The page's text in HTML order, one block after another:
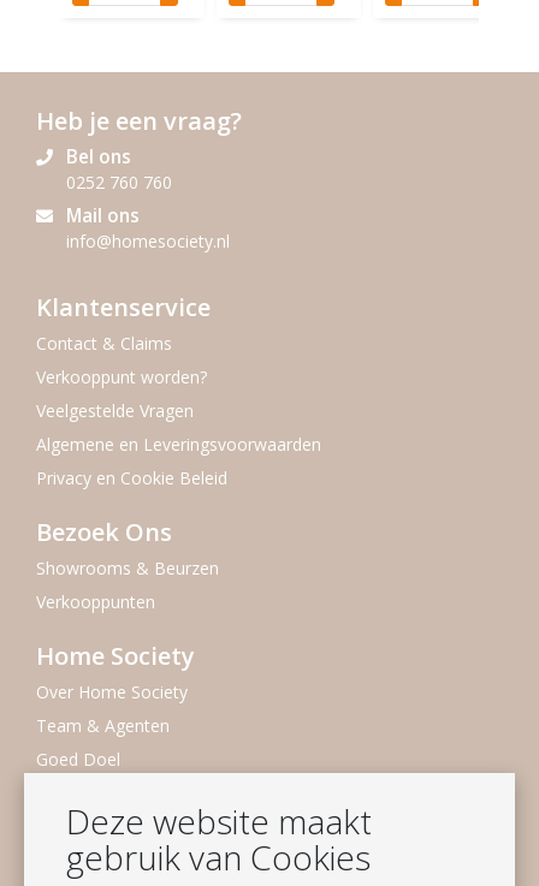
Deze website maakt
gebruik van Cookies
Heb je een vraag?
Bel ons
0252 760 760
Mail ons
info@homesociety.nl
Klantenservice
Contact & Claims
Verkooppunt worden?
Veelgestelde Vragen
Algemene en Leveringsvoorwaarden
Privacy en Cookie Beleid
Bezoek Ons
Showrooms & Beurzen
Verkooppunten
Home Society
Over Home Society
Team & Agenten
Goed Doel
Vacatures